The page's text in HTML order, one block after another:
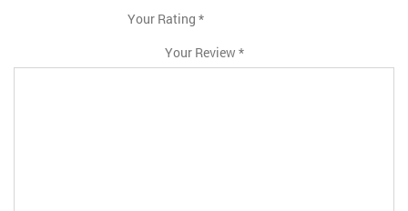
Your Rating *
1 4
Your Review *